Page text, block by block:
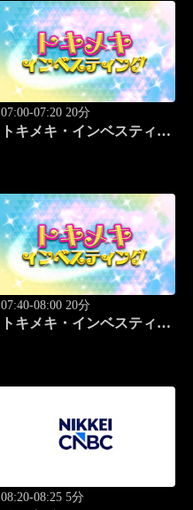
07:00-07:20 20分
トキメキ・インベスティン
07:40-08:00 20分
トキメキ・インベスティン
08:20-08:25 5分